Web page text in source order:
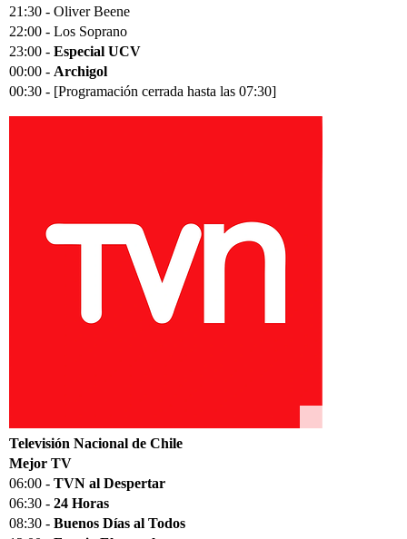
21:30 - Oliver Beene
22:00 - Los Soprano
23:00 - Especial UCV
00:00 - Archigol
00:30 - [Programación cerrada hasta las 07:30]
Televisión Nacional de Chile
Mejor TV
06:00 - TVN al Despertar
06:30 - 24 Horas
08:30 - Buenos Días al Todos